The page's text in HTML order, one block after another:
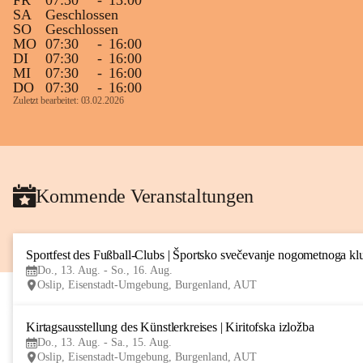
SA
Geschlossen
SO
Geschlossen
MO 07:30 - 16:00
DI
07:30 - 16:00
MI
07:30 - 16:00
DO
07:30 - 16:00
Zuletzt bearbeitet: 03.02.2026
Kommende Veranstaltungen
Sportfest des Fußball-Clubs | Športsko svečevanje nogometnoga
Do., 13. Aug. - So., 16. Aug.
Oslip, Eisenstadt-Umgebung, Burgenland, AUT
Kirtagsausstellung des Künstlerkreises | Kiritofska izložba
Do., 13. Aug. - Sa., 15. Aug.
Oslip, Eisenstadt-Umgebung, Burgenland, AUT